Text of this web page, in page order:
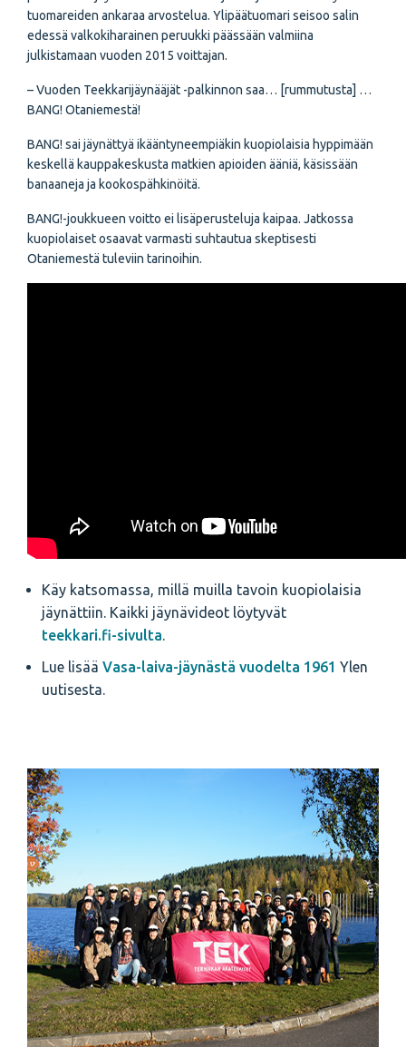
tuomareiden ankaraa arvostelua. Ylipäätuomari seisoo salin
edessä valkokiharainen peruukki päässään valmiina
julkistamaan vuoden 2015 voittajan.
– Vuoden Teekkarijäynääjät -palkinnon saa… [rummutusta] …
BANG! Otaniemestä!
BANG! sai jäynättyä ikääntyneempiäkin kuopiolaisia hyppimään
keskellä kauppakeskusta matkien apioiden ääniä, käsissään
banaaneja ja kookospähkinöitä.
BANG!-joukkueen voitto ei lisäperusteluja kaipaa. Jatkossa
kuopiolaiset osaavat varmasti suhtautua skeptisesti
Otaniemestä tuleviin tarinoihin.
Käy katsomassa, millä muilla tavoin kuopiolaisia
jäynättiin. Kaikki jäynävideot löytyvät
teekkari.fi-sivulta.
Lue lisää Vasa-laiva-jäynästä vuodelta 1961 Ylen
uutisesta.